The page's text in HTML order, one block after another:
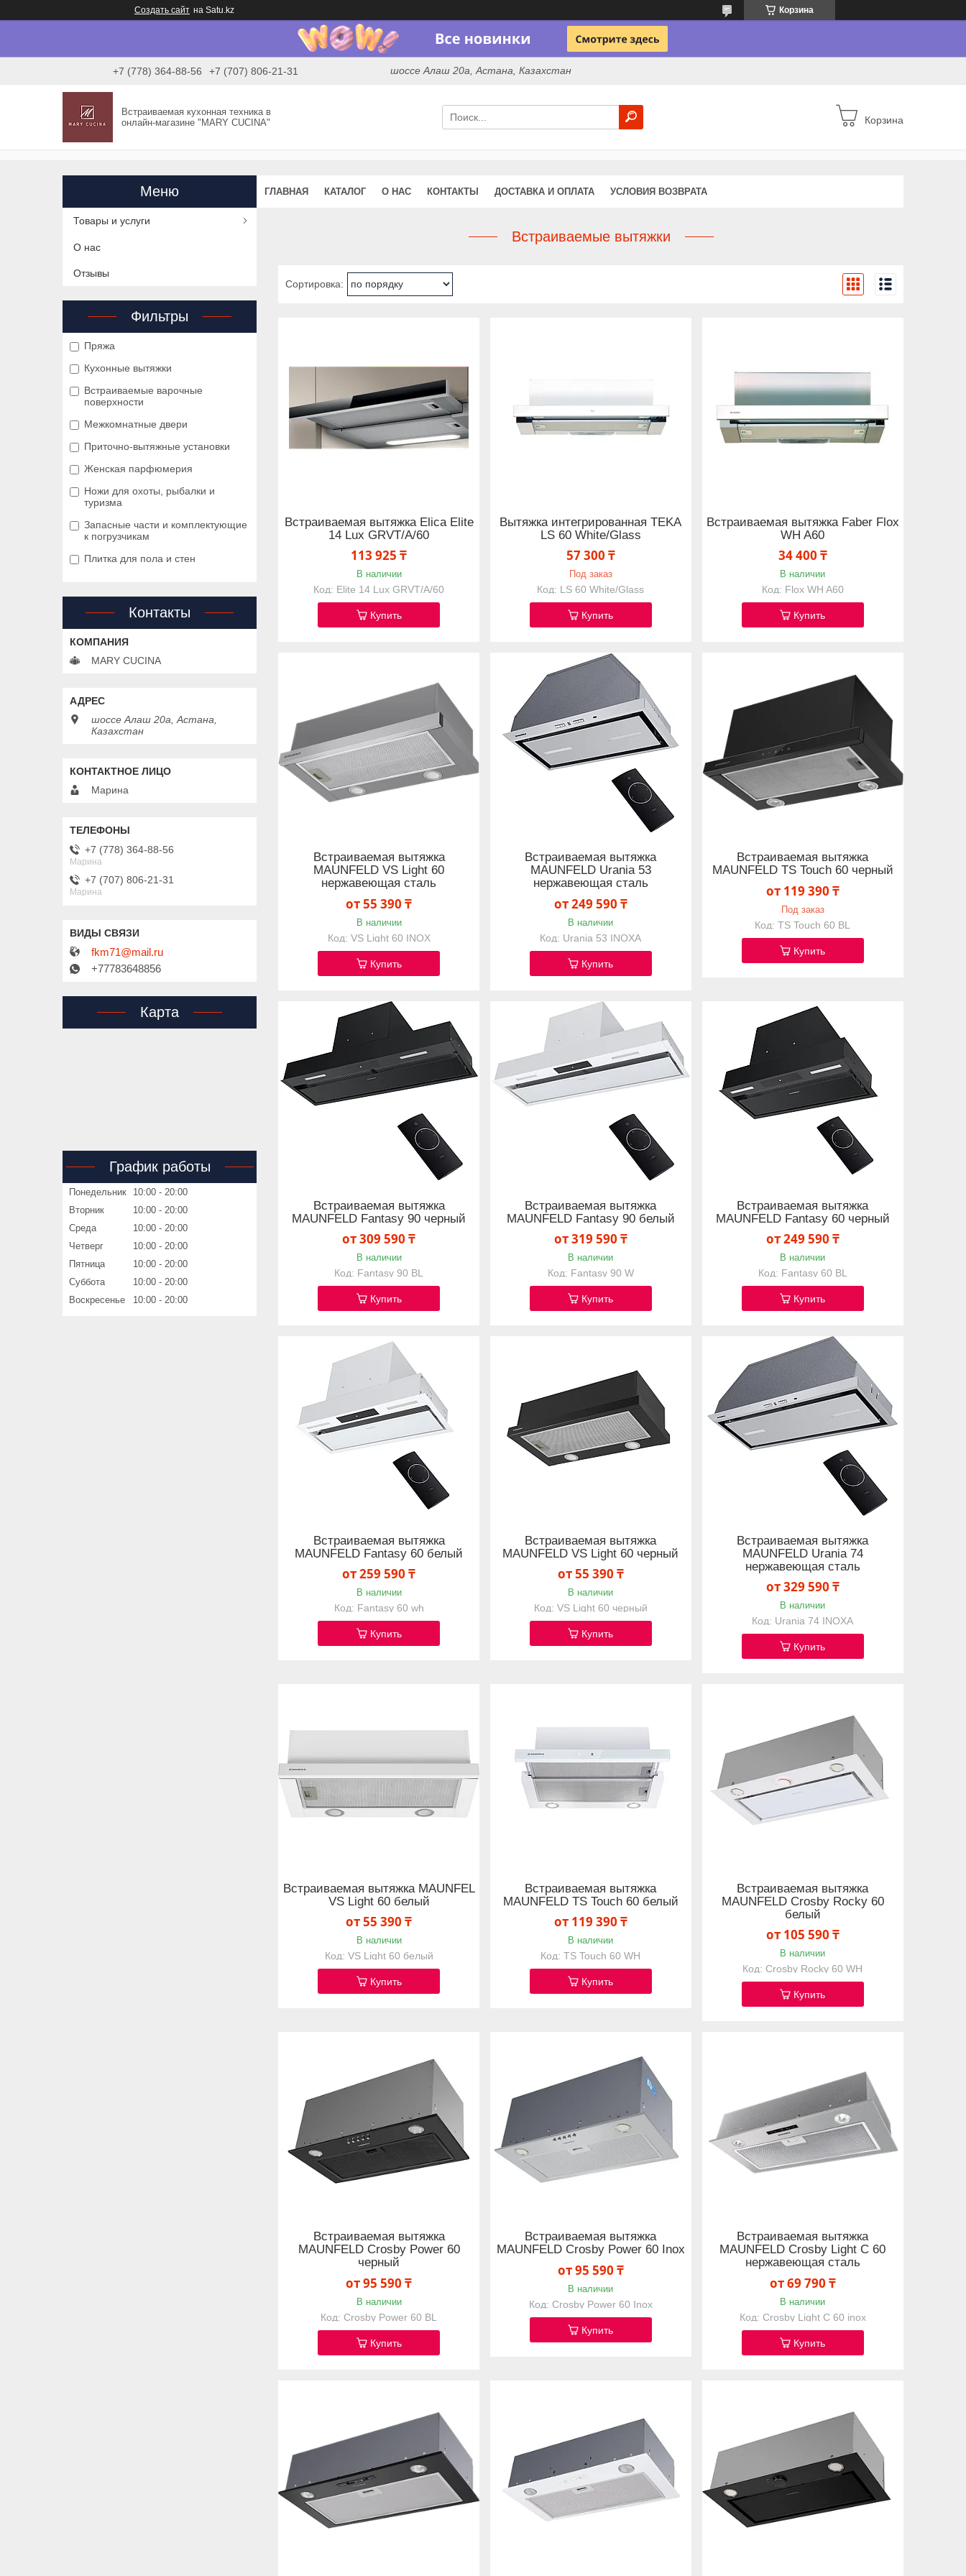
Создать сайт на Satu.kz Корзина
+7 (778) 364-88-56 +7 (707) 806-21-31 шоссе Алаш 20а, Астана, Казахстан
Встраиваемая кухонная техника в
онлайн-магазине "MARY CUCINA"
Корзина
ГЛАВНАЯ КАТАЛОГ О НАС КОНТАКТЫ ДОСТАВКА И ОПЛАТА УСЛОВИЯ ВОЗВРАТА
Встраиваемые вытяжки
Встраиваемая вытяжка Elica Elite
14 Lux GRVT/A/60
113 925 ₸
В наличии
Elite 14 Lux GRVT/A/60
Купить
Вытяжка интегрированная TEKA
LS 60 White/Glass
57 300 ₸
Под заказ
LS 60 White/Glass
Купить
Встраиваемая вытяжка Faber Flox
WH A60
34 400 ₸
В наличии
Flox WH A60
Купить
Встраиваемая вытяжка
MAUNFELD VS Light 60
нержавеющая сталь
от 55 390 ₸
В наличии
VS Light 60 INOX
Купить
Встраиваемая вытяжка
MAUNFELD Urania 53
нержавеющая сталь
от 249 590 ₸
В наличии
Urania 53 INOXA
Купить
Встраиваемая вытяжка
MAUNFELD TS Touch 60 черный
от 119 390 ₸
Под заказ
TS Touch 60 BL
Купить
Встраиваемая вытяжка
MAUNFELD Fantasy 90 черный
от 309 590 ₸
В наличии
Fantasy 90 BL
Купить
Встраиваемая вытяжка
MAUNFELD Fantasy 90 белый
от 319 590 ₸
В наличии
Fantasy 90 W
Купить
Встраиваемая вытяжка
MAUNFELD Fantasy 60 черный
от 249 590 ₸
В наличии
Fantasy 60 BL
Купить
Встраиваемая вытяжка
MAUNFELD Fantasy 60 белый
от 259 590 ₸
В наличии
Fantasy 60 wh
Купить
Встраиваемая вытяжка
MAUNFELD VS Light 60 черный
от 55 390 ₸
В наличии
VS Light 60 черный
Купить
Встраиваемая вытяжка
MAUNFELD Urania 74
нержавеющая сталь
от 329 590 ₸
В наличии
Urania 74 INOXA
Купить
Встраиваемая вытяжка MAUNFEL
VS Light 60 белый
от 55 390 ₸
В наличии
VS Light 60 белый
Купить
Встраиваемая вытяжка
MAUNFELD TS Touch 60 белый
от 119 390 ₸
В наличии
TS Touch 60 WH
Купить
Встраиваемая вытяжка
MAUNFELD Crosby Rocky 60
белый
от 105 590 ₸
В наличии
Crosby Rocky 60 WH
Купить
Встраиваемая вытяжка
MAUNFELD Crosby Power 60
черный
от 95 590 ₸
В наличии
Crosby Power 60 BL
Купить
Встраиваемая вытяжка
MAUNFELD Crosby Power 60 Inox
от 95 590 ₸
В наличии
Crosby Power 60 Inox
Купить
Встраиваемая вытяжка
MAUNFELD Crosby Light C 60
нержавеющая сталь
от 69 790 ₸
В наличии
Crosby Light C 60 inox
Купить
Товары и услуги
О нас
Отзывы
Фильтры
Пряжа
Кухонные вытяжки
Встраиваемые варочные
поверхности
Межкомнатные двери
Приточно-вытяжные установки
Женская парфюмерия
Ножи для охоты, рыбалки и
туризма
Запасные части и комплектующие
к погрузчикам
Плитка для пола и стен
Контакты
MARY CUCINA
шоссе Алаш 20а, Астана,
Казахстан
Марина
+7 (778) 364-88-56
Марина
+7 (707) 806-21-31
Марина
fkm71@mail.ru
+77783648856
Карта
График работы
Понедельник 10:00
20:00
Вторник
10:00
20:00
Среда
10:00
20:00
Четверг
10:00
20:00
Пятница
10:00
20:00
Суббота
10:00
20:00
Воскресенье
10:00 20:00